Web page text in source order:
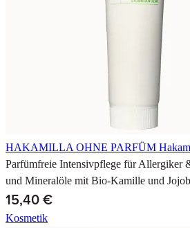
HAKAMILLA OHNE PARFÜM
Parfümfreie Intensivpflege für Allergiker
und Mineralöle mit Bio-Kamille und
15,40 €
Kosmetik